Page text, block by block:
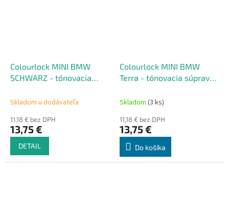
Colourlock MINI BMW
SCHWARZ - tónovacia
50 ml
Skladom u dodávateľa
11,18 € bez DPH
13,75 €
DETAIL
Colourlock MINI BMW
Terra - tónovacia súprava
Skladom (3 ks)
11,18 € bez DPH
13,75 €
Do košíka